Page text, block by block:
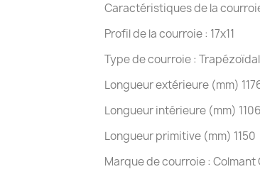
Caractéristiques de la
Profil de la courroie : 17x11
Type de courroie :
Longueur extérieure (mm)
Longueur intérieure (mm) 1106
Longueur primitive (mm) 1150
Marque de courroie : Colmant